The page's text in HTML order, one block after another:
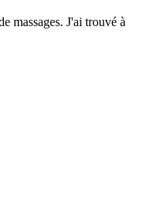
massages. J'ai trouvé à